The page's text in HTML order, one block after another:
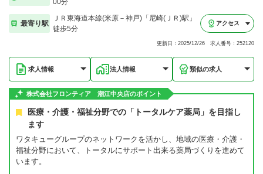
00分
最寄り駅
ＪＲ東海道本線(米原－神戸)「尼崎(ＪＲ)駅」
徒歩5分
アクセス
更新日：2025/12/26 求人番号：252120
求人情報 法人情報 類似の求人
株式会社フロンティア 潮江中央店のポイント
医療・介護・福祉分野での「トータルケア薬局」を目指し
ます
ワタキューグループのネットワークを活かし、地域の医療・介護・
福祉分野において、トータルにサポート出来る薬局づくりを進めて
います。